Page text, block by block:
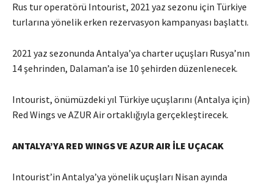
Rus tur operatörü Intourist, 2021 yaz sezonu için Türkiye
turlarına yönelik erken rezervasyon kampanyası başlattı.
2021 yaz sezonunda Antalya’ya charter uçuşları Rusya’nın
14 şehrinden, Dalaman’a ise 10 şehirden düzenlenecek.
Intourist, önümüzdeki yıl Türkiye uçuşlarını (Antalya için)
Red Wings ve AZUR Air ortaklığıyla gerçekleştirecek.
ANTALYA’YA RED WINGS VE AZUR AIR İLE UÇACAK
Intourist’in Antalya’ya yönelik uçuşları Nisan ayında